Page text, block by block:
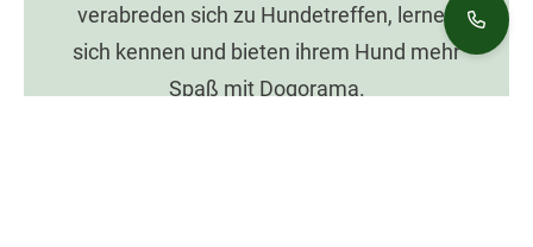
verabreden sich zu Hundetreffen, lernen
sich kennen und bieten ihrem Hund mehr
Spaß mit Dogorama.